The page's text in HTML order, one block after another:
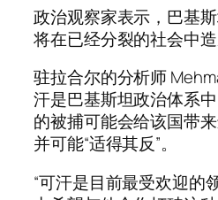
政治观察家表示，巴基
将在已经分裂的社会中造
驻拉合尔的分析师
汗是巴基斯坦政治体系
的被捕可能会给该国带
并可能“适得其反”。
“可汗是目前最受欢迎的